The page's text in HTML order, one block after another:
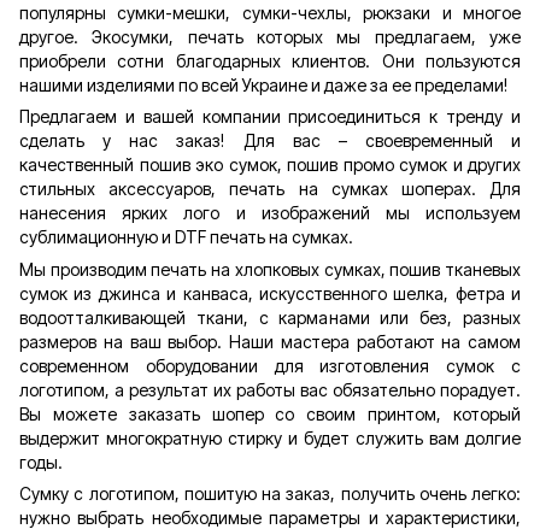
популярны сумки-мешки, сумки-чехлы, рюкзаки и многое
другое. Экосумки, печать которых мы предлагаем, уже
приобрели сотни благодарных клиентов. Они пользуются
нашими изделиями по всей Украине и даже за ее пределами!
Предлагаем и вашей компании присоединиться к тренду и
сделать у нас заказ! Для вас – своевременный и
качественный пошив эко сумок, пошив промо сумок и других
стильных аксессуаров, печать на сумках шоперах. Для
нанесения ярких лого и изображений мы используем
сублимационную и DTF печать на сумках.
Мы производим печать на хлопковых сумках, пошив тканевых
сумок из джинса и канваса, искусственного шелка, фетра и
водоотталкивающей ткани, с карманами или без, разных
размеров на ваш выбор. Наши мастера работают на самом
современном оборудовании для изготовления сумок с
логотипом, а результат их работы вас обязательно порадует.
Вы можете заказать шопер со своим принтом, который
выдержит многократную стирку и будет служить вам долгие
годы.
Сумку с логотипом, пошитую на заказ, получить очень легко:
нужно выбрать необходимые параметры и характеристики,